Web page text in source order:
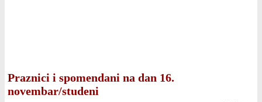
Praznici i spomendani na dan 16.
novembar/studeni